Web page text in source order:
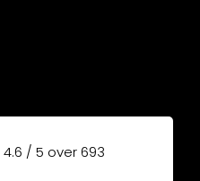
4.6 / 5 over693